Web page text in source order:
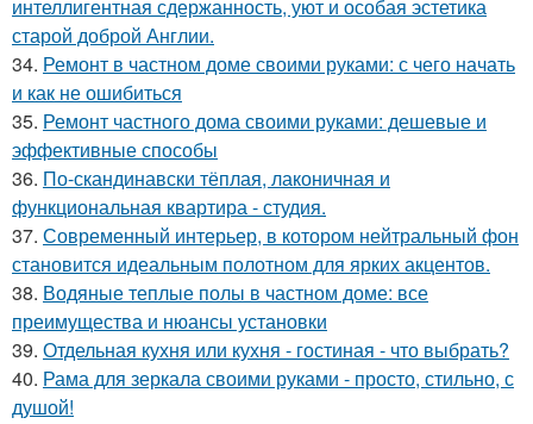
интеллигентная сдержанность, уют и особая эстетика
старой доброй Англии.
34. Ремонт в частном доме своими руками: с чего начать
и как не ошибиться
35. Ремонт частного дома своими руками: дешевые и
эффективные способы
36. По-скандинавски тёплая, лаконичная и
функциональная квартира - студия.
37. Современный интерьер, в котором нейтральный фон
становится идеальным полотном для ярких акцентов.
38. Водяные теплые полы в частном доме: все
преимущества и нюансы установки
39. Отдельная кухня или кухня - гостиная - что выбрать?
40. Рама для зеркала своими руками - просто, стильно, с
душой!